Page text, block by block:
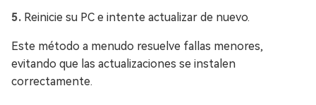
Reinicie su PC e intente actualizar de nuevo.
Este método a menudo resuelve fallas menores,
evitando que las actualizaciones se instalen
correctamente.